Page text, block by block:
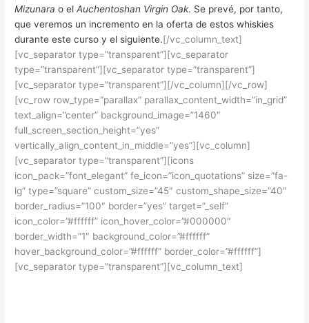
Mizunara o elAuchentoshan Virgin Oak. Se prevé, por tanto,
que veremos un incremento en la oferta de estos whiskies
durante este curso y el siguiente.[/vc_column_text]
[vc_separator type=”transparent”][vc_separator
type=”transparent”][vc_separator type=”transparent”]
[vc_separator type=”transparent”][/vc_column][/vc_row]
[vc_row row_type=”parallax” parallax_content_width=”in_grid”
text_align=”center” background_image=”1460″
full_screen_section_height=”yes”
vertically_align_content_in_middle=”yes”][vc_column]
[vc_separator type=”transparent”][icons
icon_pack=”font_elegant” fe_icon=”icon_quotations” size=”fa-
lg” type=”square” custom_size=”45″ custom_shape_size=”40″
border_radius=”100″ border=”yes” target=”_self”
icon_color=”#ffffff” icon_hover_color=”#000000″
border_width=”1″ background_color=”#ffffff”
hover_background_color=”#ffffff” border_color=”#ffffff”]
[vc_separator type=”transparent”][vc_column_text]